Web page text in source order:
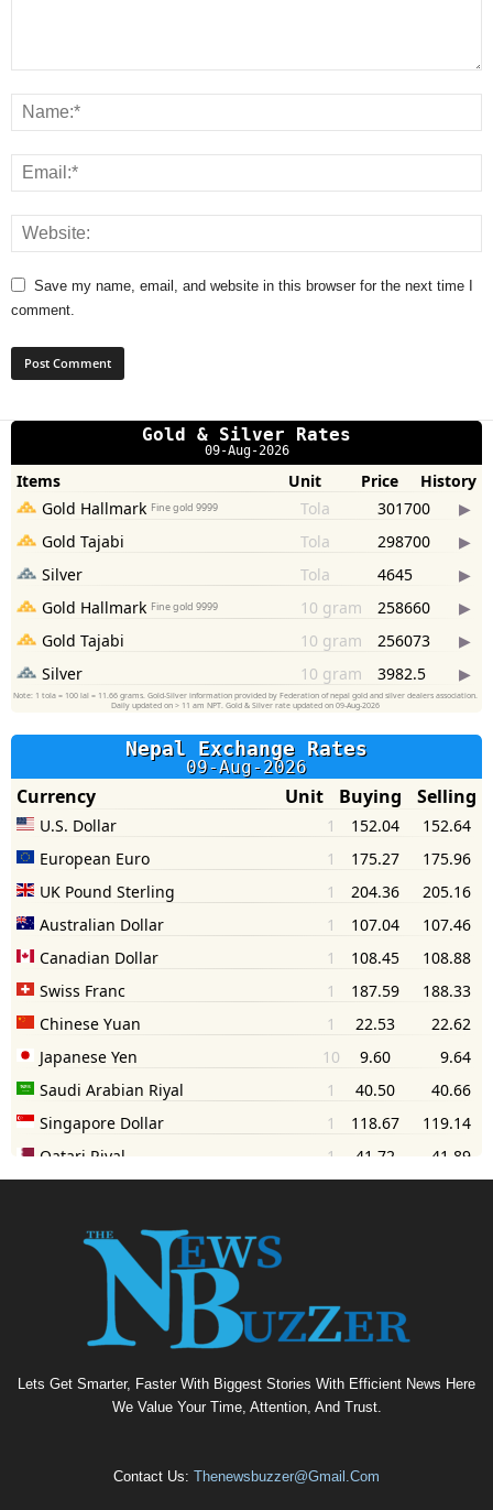
Save my name, email, and website in this browser for the next time I
comment.
Lets Get Smarter, Faster With Biggest Stories With Efficient News Here
We Value Your Time, Attention, And Trust.
Contact Us: Thenewsbuzzer@gmail.com